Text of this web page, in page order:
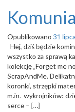
Opublikowano 31
Hej, dziś będzie
wszystko za sprawą
kolekcję „Forget me
ScrapAndMe.
koronki, strzępki
m.in. wykrojników:
serce – […]